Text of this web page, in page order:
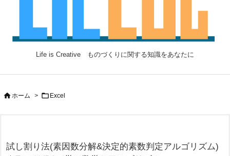
Life is Creative ものづくりに関する知識をあなたに
前へ

ホーム >  Excel
試し割り法(素因数分解&決定的素数判定アルゴリズム)